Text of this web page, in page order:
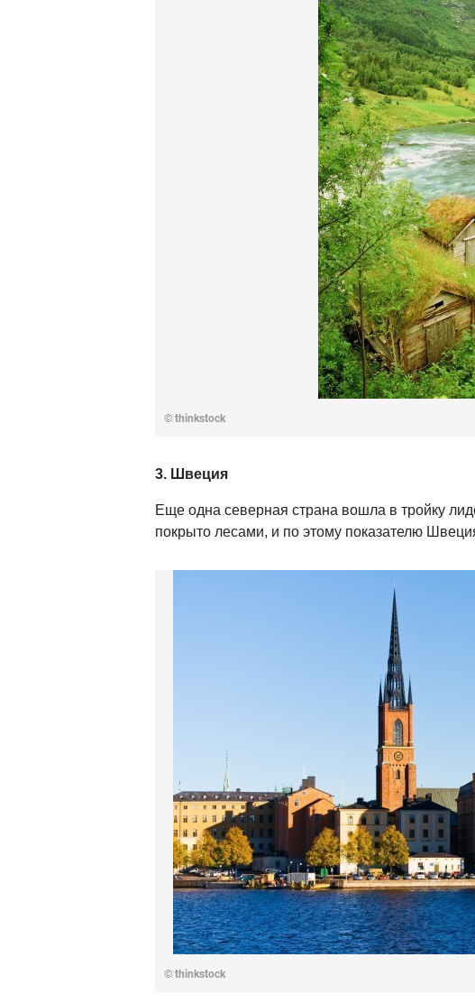
© thinkstock
3. Швеция
Еще одна северная страна вошла в тройку
покрыто лесами, и по этому показателю
© thinkstock